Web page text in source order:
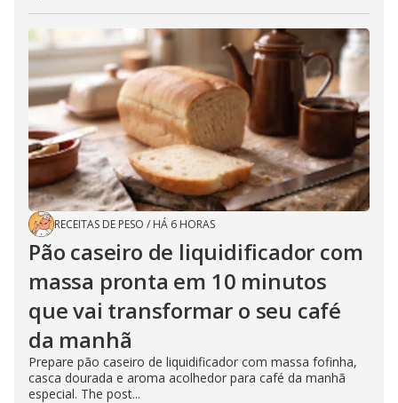
RECEITAS DE PESO / HÁ 6 HORAS
Pão caseiro de liquidificador com
massa pronta em 10 minutos
que vai transformar o seu café
da manhã
Prepare pão caseiro de liquidificador com massa fofinha,
casca dourada e aroma acolhedor para café da manhã
especial. The post...